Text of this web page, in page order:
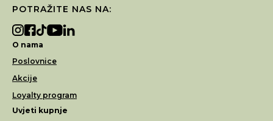
POTRAŽITE NAS NA:
O nama
Poslovnice
Akcije
Loyalty program
Uvjeti kupnje